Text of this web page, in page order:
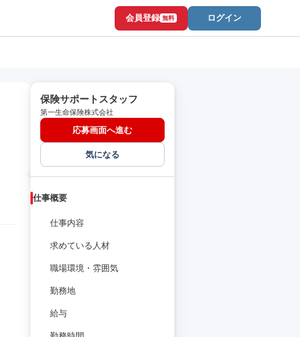
会員登録 無料 ログイン
保険サポートスタッフ
第一生命保険株式会社
応募画面へ進む
気になる
仕事概要
仕事内容
求めている人材
職場環境・雰囲気
勤務地
給与